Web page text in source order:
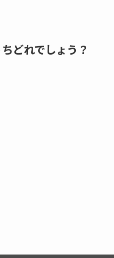
どれでしょう？